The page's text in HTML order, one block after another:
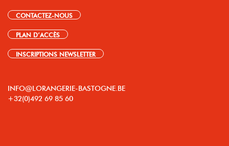
CONTACTEZ-NOUS
PLAN D’ACCÈS
INSCRIPTIONS NEWSLETTER
INFO@LORANGERIE-BASTOGNE.BE
+32(0)492 69 85 60